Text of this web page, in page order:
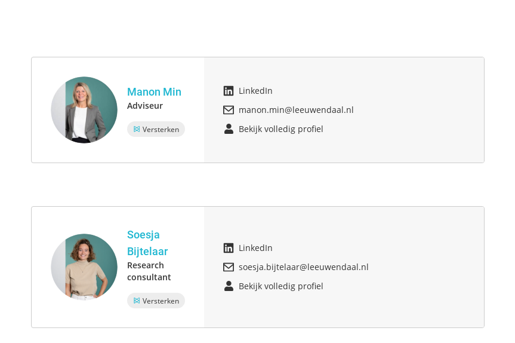
Manon Min
Adviseur
Versterken
LinkedIn
manon.min@leeuwendaal.nl
Bekijk volledig profiel
Soesja
Bijtelaar
Research
consultant
Versterken
LinkedIn
soesja.bijtelaar@leeuwendaal.nl
Bekijk volledig profiel